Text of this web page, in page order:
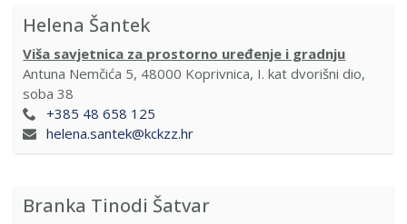
Helena Šantek
Viša savjetnica za prostorno uređenje i gradnju
Antuna Nemčića 5, 48000 Koprivnica, I. kat dvorišni dio,
soba 38
+385 48 658 125
helena.santek@kckzz.hr
Branka Tinodi Šatvar